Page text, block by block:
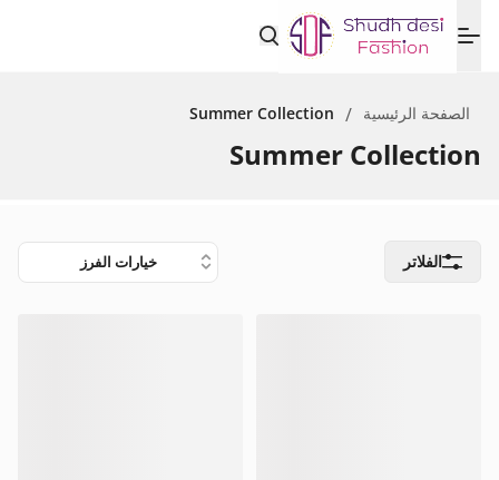
الصفحة الرئيسية /
Summer Collection
Summer Collection
الفلاتر خيارات الفرز